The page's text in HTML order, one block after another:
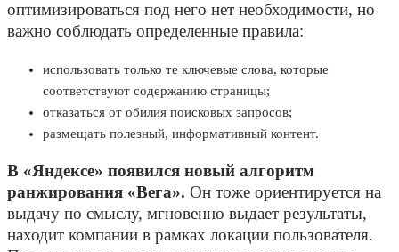
оптимизироваться под него нет необходимости, но
важно соблюдать определенные правила:
использовать только те ключевые слова, которые
соответствуют содержанию страницы;
отказаться от обилия поисковых запросов;
размещать полезный, информативный контент.
В «Яндексе» появился новый алгоритм
ранжирования «Вега». Он тоже ориентируется на
выдачу по смыслу, мгновенно выдает результаты,
находит компании в рамках локации пользователя.